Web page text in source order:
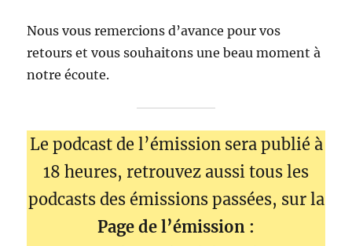
Nous vous remercions d’avance pour vos
retours et vous souhaitons une beau moment à
notre écoute.
Le podcast de l’émission sera publié à
18 heures, retrouvez aussi tous les
podcasts des émissions passées, sur la
Page de l’émission :